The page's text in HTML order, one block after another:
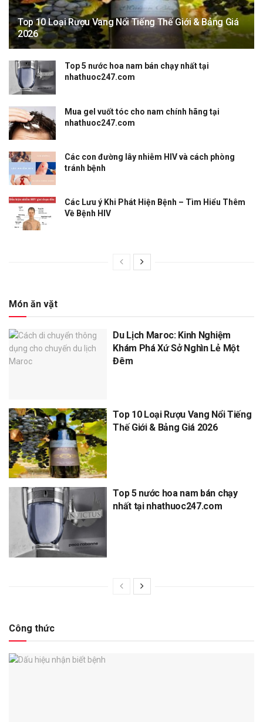
Top 10 Loại Rượu Vang Nổi Tiếng Thế Giới & Bảng Giá
2026
Top 5 nước hoa nam bán chạy nhất tại
nhathuoc247.com
Mua gel vuốt tóc cho nam chính hãng tại
nhathuoc247.com
Các con đường lây nhiễm HIV và cách phòng
tránh bệnh
Các Lưu ý Khi Phát Hiện Bệnh – Tìm Hiểu Thêm
Về Bệnh HIV
Món ăn vặt
Du Lịch Maroc: Kinh Nghiệm
Khám Phá Xứ Sở Nghìn Lẻ Một
Đêm
Top 10 Loại Rượu Vang Nổi Tiếng
Thế Giới & Bảng Giá 2026
Top 5 nước hoa nam bán chạy
nhất tại nhathuoc247.com
Công thức